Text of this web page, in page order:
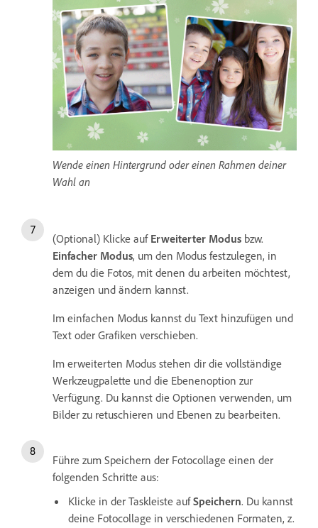
Wende einen Hintergrund oder einen Rahmen deiner
Wahl an
(Optional) Klicke auf Erweiterter Modus bzw.
Einfacher Modus, um den Modus festzulegen, in
dem du die Fotos, mit denen du arbeiten möchtest,
anzeigen und ändern kannst.
Im einfachen Modus kannst du Text hinzufügen und
Text oder Grafiken verschieben.
Im erweiterten Modus stehen dir die vollständige
Werkzeugpalette und die Ebenenoption zur
Verfügung. Du kannst die Optionen verwenden, um
Bilder zu retuschieren und Ebenen zu bearbeiten.
Führe zum Speichern der Fotocollage einen der
folgenden Schritte aus:
Klicke in der Taskleiste aufSpeichern. Du kannst
deine Fotocollage in verschiedenen Formaten, z.